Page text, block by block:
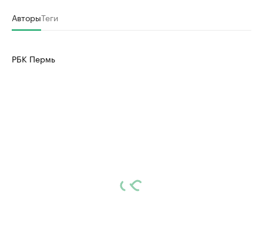
АвторыТеги
РБК Пермь